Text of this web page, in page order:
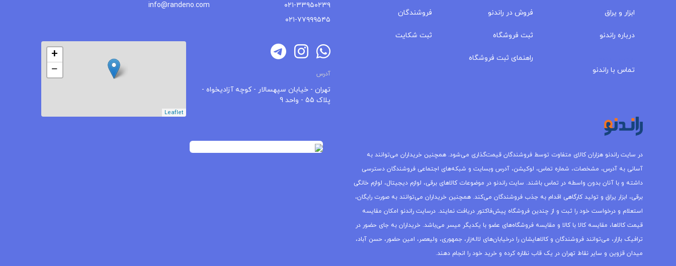
ابزار و یراق
درباره‌ راندنو
تماس با راندنو
فروش در راندنو
ثبت فروشگاه
راهنمای ثبت فروشگاه
فروشندگان
ثبت شکایت
۰۲۱-۳۳۹۵۰۲۳۹
۰۲۱-۷۷۹۹۹۵۴۵
info@randeno.com
آدرس
تهران - خیابان سپهسالار - کوچه آزادیخواه -
پلاک 55 - واحد 9
+
−
Leaflet
در سایت راندنو هزاران کالای متفاوت توسط فروشندگان قیمت‌گذاری می‌شود. همچنین خریداران می‌توانند به
آسانی به آدرس، مشخصات، شماره تماس، لوکیشن، آدرس وبسایت و شبکه‌های اجتماعی فروشندگان دسترسی
داشته و با آنان بدون واسطه در تماس باشند. سایت راندنو در موضوعات کالاهای برقی، لوازم دیجیتال، لوازم خانگی
برقی، ابزار یراق و تولید کارگاهی اقدام به جذب فروشندگان می‌کند. همچنین خریداران می‌توانند به صورت رایگان،
استعلام و درخواست خود را ثبت و از چندین فروشگاه پیش‌فاکتور دریافت نمایند. درسایت راندنو امکان مقایسه
قیمت کالاها، مقایسه کالا با کالا و مقایسه فروشگاه‌های عضو با یکدیگر میسر می‌باشد. خریداران به جای حضور در
ترافیک بازار، می‌توانند فروشندگان و کالاهایشان را درخیابان‌های لاله‌زار، جمهوری، ولیعصر، امین حضور، حسن آباد،
میدان قزوین و سایر نقاط تهران در یک قاب نظاره کرده و خرید خود را انجام دهند.